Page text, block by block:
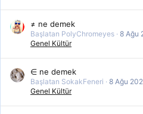
≠ ne demek
Başlatan PolyChromeyes 8 Ağu
Genel Kültür
∈ ne demek
Başlatan SokakFeneri 8 Ağu
Genel Kültür